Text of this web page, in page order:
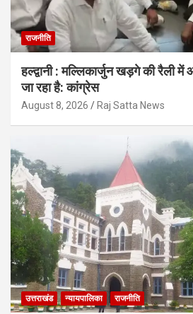
राजनीति
हल्द्वानी : मल्लिकार्जुन खड़गे की रैली में
जा रहा है: कांग्रेस
August 8, 2026 Raj Satta News
उत्तराखंड न्यायपालिका राजनीति